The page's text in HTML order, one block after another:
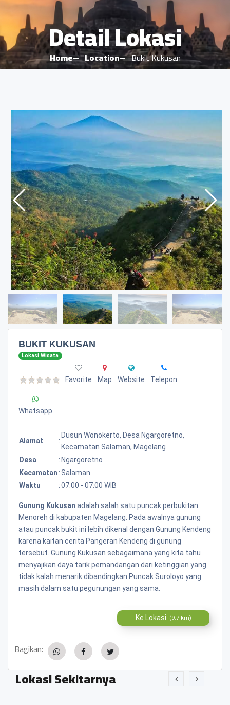
Detail Lokasi
Home Location Bukit Kukusan
BUKIT KUKUSAN
Lokasi Wisata
Favorite Map Website Telepon
Whatsapp
Alamat :
Dusun Wonokerto, Desa Ngargoretno,
Kecamatan Salaman, Magelang
Desa
: Ngargoretno
Kecamatan : Salaman
Waktu
:07:00 - 07:00 WIB
Gunung Kukusan adalah salah satu puncak perbukitan
Menoreh di kabupaten Magelang. Pada awalnya gunung
atau puncak bukit ini lebih dikenal dengan Gunung Kendeng
karena kaitan cerita Pangeran Kendeng di gunung
tersebut. Gunung Kukusan sebagaimana yang kita tahu
menyajikan daya tarik pemandangan dari ketinggian yang
tidak kalah menarik dibandingkan Puncak Suroloyo yang
masih dalam satu pegunungan yang sama.
Ke Lokasi (9.7 km)
Bagikan:
Lokasi Sekitarnya